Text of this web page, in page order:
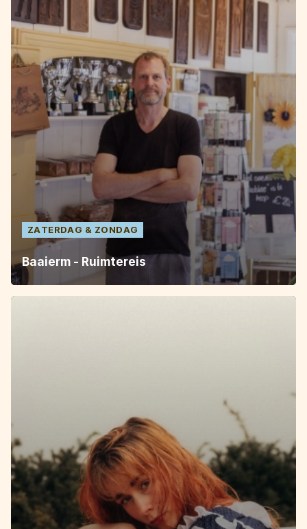
ZATERDAG ZONDAG
Baaierm - Ruimtereis